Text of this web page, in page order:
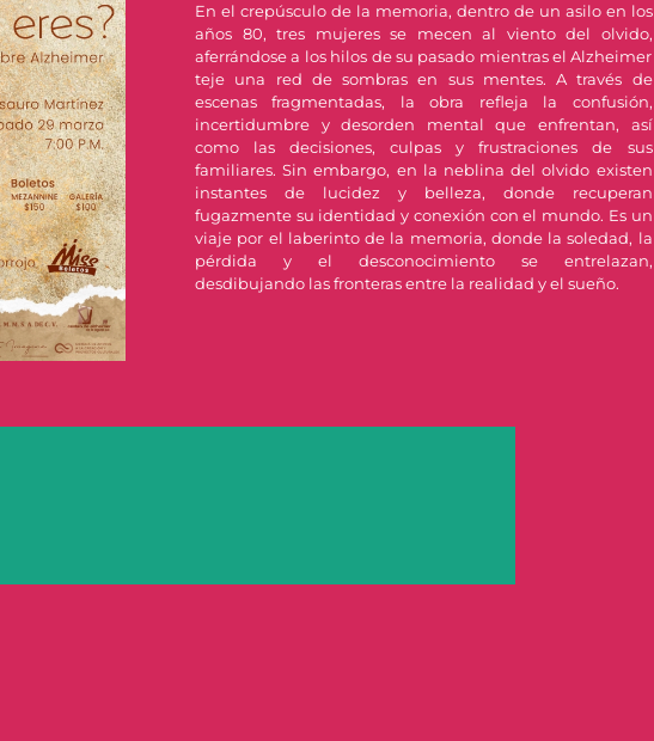
En el crepúsculo de la memoria, dentro de un asilo en los
años 80, tres mujeres se mecen al viento del olvido,
aferrándose a los hilos de su pasado mientras el Alzheimer
teje una red de sombras en sus mentes. A través de
escenas fragmentadas, la obra refleja la confusión,
incertidumbre y desorden mental que enfrentan, así
como las decisiones, culpas y frustraciones de sus
familiares. Sin embargo, en la neblina del olvido existen
instantes de lucidez y belleza, donde recuperan
fugazmente su identidad y conexión con el mundo. Es un
viaje por el laberinto de la memoria, donde la soledad, la
pérdida y el desconocimiento se entrelazan,
desdibujando las fronteras entre la realidad y el sueño.